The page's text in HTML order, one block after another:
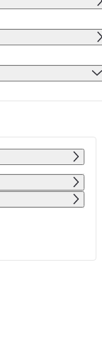
SO NE
1
7 8
4 749 3 899